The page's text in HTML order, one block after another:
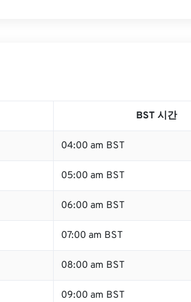
BST 시간
04:00 am BST
05:00 am BST
06:00 am BST
07:00 am BST
08:00 am BST
09:00 am BST